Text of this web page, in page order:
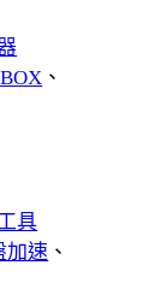
、
具
加速 、